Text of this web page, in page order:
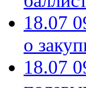
18.07
о
18.07